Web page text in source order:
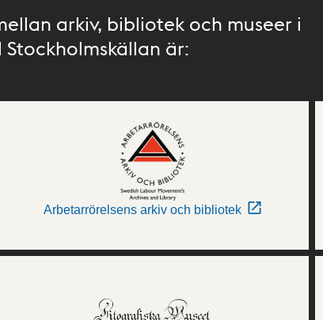
arkiv, bibliotek och museer i
är:
Arbetarrörelsens arkiv och bibliotek